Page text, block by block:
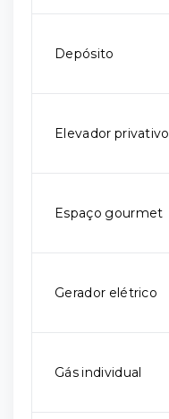
Depósito
Elevador privativo
Espaço gourmet
Gerador elétrico
Gás individual